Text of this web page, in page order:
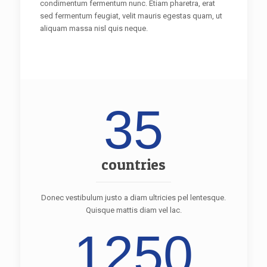
condimentum fermentum nunc. Etiam pharetra, erat
sed fermentum feugiat, velit mauris egestas quam, ut
aliquam massa nisl quis neque.
35
countries
Donec vestibulum justo a diam ultricies pel lentesque.
Quisque mattis diam vel lac.
1250